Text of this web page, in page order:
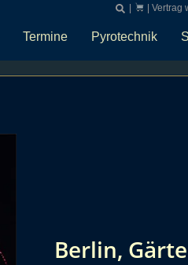
Vertrag
Termine Pyrotechnik
Berlin,